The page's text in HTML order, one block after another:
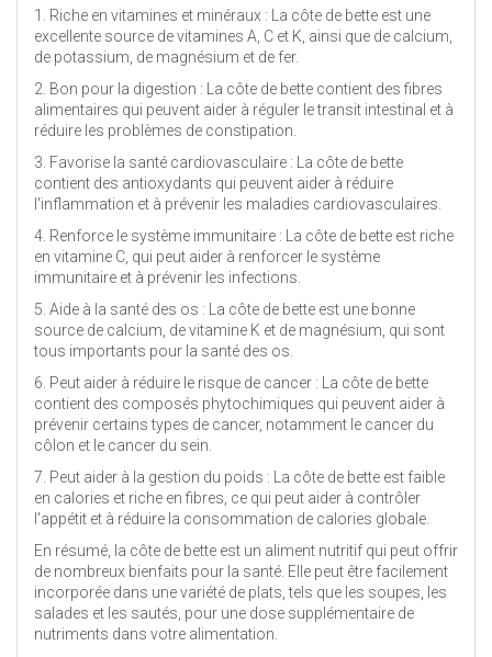
1. Riche en vitamines et minéraux : La côte de bette est une
excellente source de vitamines A, C et K, ainsi que de calcium,
de potassium, de magnésium et de fer.
2. Bon pour la digestion : La côte de bette contient des fibres
alimentaires qui peuvent aider à réguler le transit intestinal et à
réduire les problèmes de constipation.
3. Favorise la santé cardiovasculaire : La côte de bette
contient des antioxydants qui peuvent aider à réduire
l'inflammation et à prévenir les maladies cardiovasculaires.
4. Renforce le système immunitaire : La côte de bette est riche
en vitamine C, qui peut aider à renforcer le système
immunitaire et à prévenir les infections.
5. Aide à la santé des os : La côte de bette est une bonne
source de calcium, de vitamine K et de magnésium, qui sont
tous importants pour la santé des os.
6. Peut aider à réduire le risque de cancer : La côte de bette
contient des composés phytochimiques qui peuvent aider à
prévenir certains types de cancer, notamment le cancer du
côlon et le cancer du sein.
7. Peut aider à la gestion du poids : La côte de bette est faible
en calories et riche en fibres, ce qui peut aider à contrôler
l'appétit et à réduire la consommation de calories globale.
En résumé, la côte de bette est un aliment nutritif qui peut offrir
de nombreux bienfaits pour la santé. Elle peut être facilement
incorporée dans une variété de plats, tels que les soupes, les
salades et les sautés, pour une dose supplémentaire de
nutriments dans votre alimentation.